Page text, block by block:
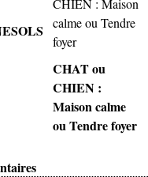
CHAT ou
CHIEN :
Maison calme
ou Tendre foyer